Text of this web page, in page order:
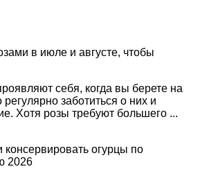
в июле и августе, чтобы
себя, когда вы берете на
регулярно заботиться о них и
Хотя розы требуют большего ...
консервировать огурцы по
2026